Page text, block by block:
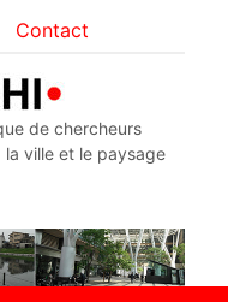
Contact
de chercheurs
ville et le paysage